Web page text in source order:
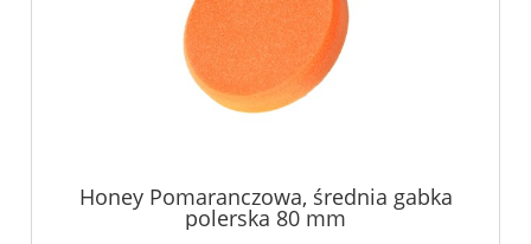
Honey Pomaranczowa, średnia gabka
polerska 80 mm